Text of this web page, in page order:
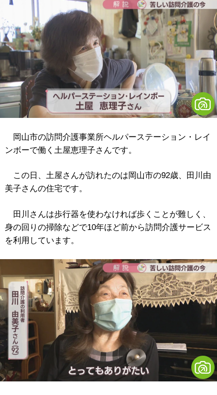
岡山市の訪問介護事業所ヘルパーステーション・レイ
ンボーで働く土屋恵理子さんです。
この日、土屋さんが訪れたのは岡山市の92歳、田川由
美子さんの住宅です。
田川さんは歩行器を使わなければ歩くことが難しく、
身の回りの掃除などで10年ほど前から訪問介護サービス
を利用しています。